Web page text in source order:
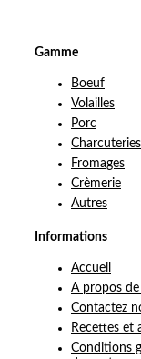
Gamme
Boeuf
Volailles
Porc
Charcuteries
Fromages
Crèmerie
Autres
Informations
Accueil
A propos
Contactez
Recettes et
Conditions